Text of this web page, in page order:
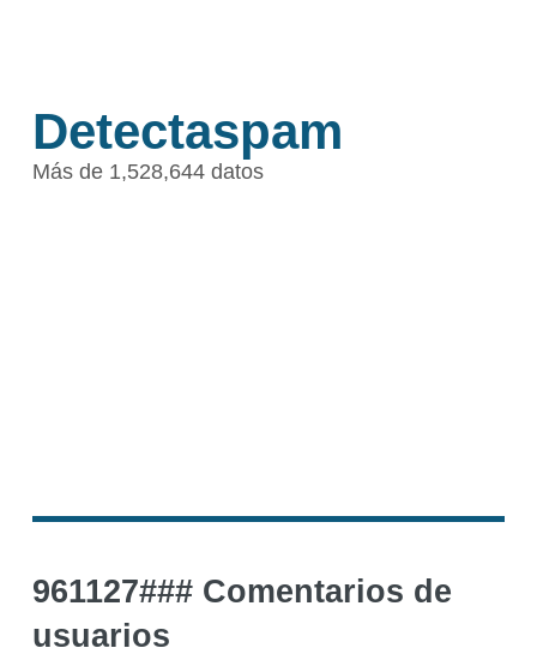
Detectaspam
Más de 1,528,644 datos
961127### Comentarios de
usuarios